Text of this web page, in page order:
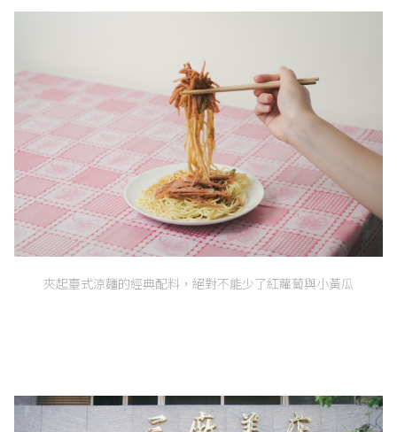
夾起臺式涼麵的經典配料，絕對不能少了紅蘿蔔與小黃瓜